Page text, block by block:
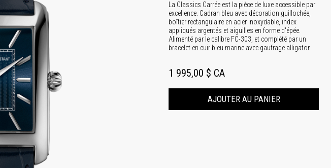
La Classics Carrée est la pièce de luxe accessible par
excellence. Cadran bleu avec décoration guillochée,
boîtier rectangulaire en acier inoxydable, index
appliqués argentés et aiguilles en forme d'épée.
Alimenté par le calibre FC-303, et complété par un
bracelet en cuir bleu marine avec gaufrage alligator.
1 995,00 $ CA
AJOUTER AU PANIER